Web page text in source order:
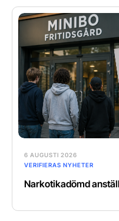
6 AUGUSTI 2026
VERIFIERAS NYHETER
Narkotikadömd